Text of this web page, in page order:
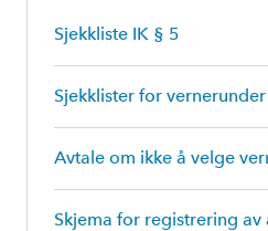
Logg inn for å laste ned
Sjekkliste IK § 5
Logg inn for å laste ned
Sjekklister for vernerunder
Avtale om ikke å velge
Skjema for registrering av